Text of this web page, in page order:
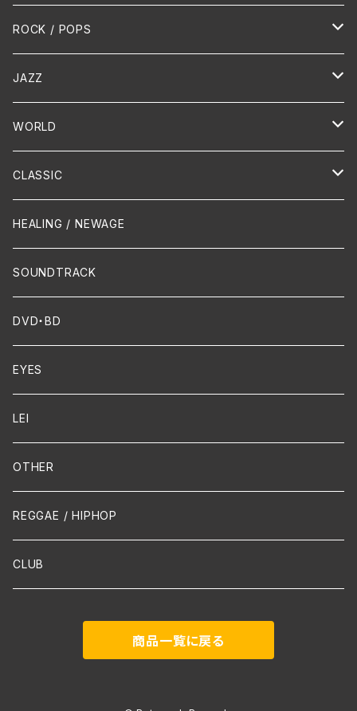
HR/HM
演歌 / 歌謡曲
PUNK/HARDCORE
Hip-Hop/Dancehall Reggae
ROCK / POPS
Oldies
HR/HM
JAZZ
Vocal
Piano
Crossover / Fusion
Dixie / New Orleans
FUNK
WORLD
HAWAIIAN
Chanson
CLASSIC
Piano
Flute
Violin
Cello
Guitar / Ukulele
Mandolin
声楽
吹奏楽
Contemporary / Avangarde
HEALING / NEWAGE
SOUNDTRACK
DVD・BD
EYES
LEI
OTHER
REGGAE / HIPHOP
CLUB
商品一覧に戻る